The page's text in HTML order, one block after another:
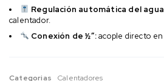
Regulación automática del
calentador.
Conexión de ½”:acople directo
Categorias
Calentadores